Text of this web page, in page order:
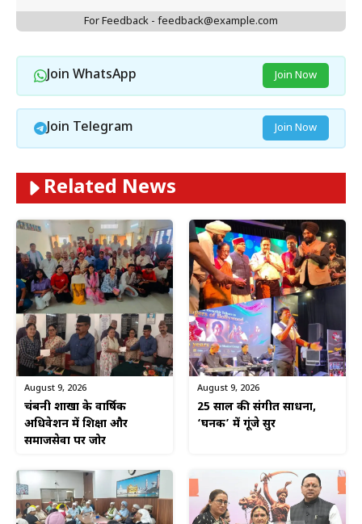
For Feedback - feedback@example.com
Join WhatsApp Join Now
Join Telegram Join Now
Related News
August 9, 2026
चंद्रबनी शाखा के वार्षिक
अधिवेशन में शिक्षा और
समाजसेवा पर जोर
August 9, 2026
25 साल की संगीत साधना,
‘घनक’ में गूंजे सुर